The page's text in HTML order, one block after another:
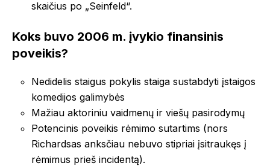
skaičius po „Seinfeld“.
Koks buvo 2006 m. įvykio finansinis
poveikis?
Nedidelis staigus pokylis staiga sustabdyti įstaigos
komedijos galimybės
Mažiau aktoriniu vaidmenų ir viešų pasirodymų
Potencinis poveikis rėmimo sutartims (nors
Richardsas anksčiau nebuvo stipriai įsitraukęs į
rėmimus prieš incidentą).